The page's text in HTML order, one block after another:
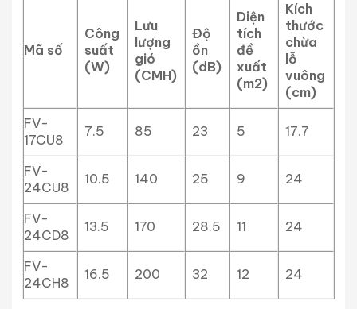
Mã số
Công
suất
(W)
Lưu
lượng
gió
(CMH)
Độ
ồn
(dB)
Diện
tích
đề
xuất
(m2)
Kích
thước
chừa
lỗ
vuông
(cm)
FV-
17CU8
7.5 85 23 5 17.7
FV-
24CU8
10.5 140 25 9 24
FV-
24CD8
13.5 170 28.5 11 24
FV-
24CH8
16.5 200 32 12 24